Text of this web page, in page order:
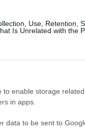
Use, Retention,
Is Unrelated with the
to enable storage
in apps.
data to be sent to